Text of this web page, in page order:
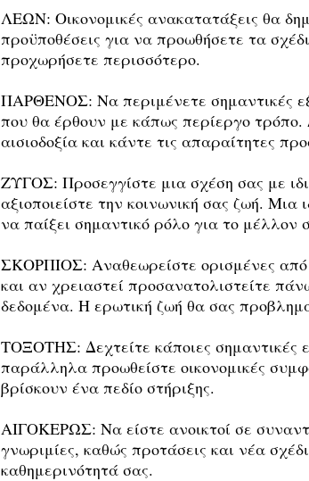
ΛΕΩΝ: Οικονομικές ανακατατάξεις θα
προϋποθέσεις για να προωθήσετε τα
προχωρήσετε περισσότερο.
ΠΑΡΘΕΝΟΣ: Να περιμένετε σημαντικές
που θα έρθουν με κάπως περίεργο τρόπο.
αισιοδοξία και κάντε τις απαραίτητες
ΖΥΓΟΣ: Προσεγγίστε μια σχέση σας με
αξιοποιείστε την κοινωνική σας ζωή. Μια
να παίξει σημαντικό ρόλο για το μέλλον
ΣΚΟΡΠΙΟΣ: Αναθεωρείστε ορισμένες από
και αν χρειαστεί προσανατολιστείτε
δεδομένα. Η ερωτική ζωή θα σας
ΤΟΞΟΤΗΣ: Δεχτείτε κάποιες σημαντικές
παράλληλα προωθείστε οικονομικές
βρίσκουν ένα πεδίο στήριξης.
ΑΙΓΟΚΕΡΩΣ: Να είστε ανοικτοί σε
γνωριμίες, καθώς προτάσεις και νέα
καθημερινότητά σας.